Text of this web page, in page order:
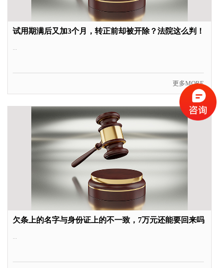
试用期满后又加3个月，转正前却被开除？法院这么判！
更多MORE
欠条上的名字与身份证上的不一致，7万元还能要回来吗？